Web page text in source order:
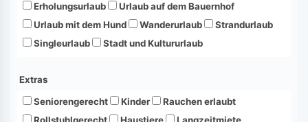
Erholungsurlaub
Urlaub auf dem Bauernhof
Urlaub mit dem Hund
Wanderurlaub
Strandurlaub
Singleurlaub
Stadt und Kultururlaub
Extras
Seniorengerecht
Kinder
Rauchen erlaubt